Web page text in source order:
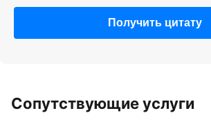
Получить цитату
Сопутствующие услуги